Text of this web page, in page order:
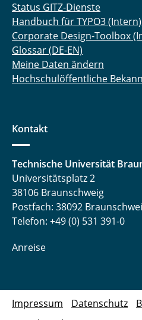
Status GITZ-Dienste
Handbuch für TYPO3 (Intern)
Corporate Design-Toolbox
Glossar (DE-EN)
Meine Daten ändern
Hochschulöffentliche
Kontakt
Technische Universität
Universitätsplatz 2
38106 Braunschweig
Postfach: 38092
Telefon: +49 (0) 531 391-0
Anreise
Impressum Datenschutz